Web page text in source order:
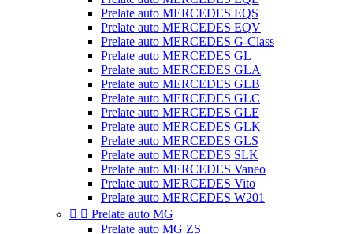
Prelate auto MERCEDES EQS
Prelate auto MERCEDES EQV
Prelate auto MERCEDES G-Class
Prelate auto MERCEDES GL
Prelate auto MERCEDES GLA
Prelate auto MERCEDES GLB
Prelate auto MERCEDES GLC
Prelate auto MERCEDES GLE
Prelate auto MERCEDES GLK
Prelate auto MERCEDES GLS
Prelate auto MERCEDES SLK
Prelate auto MERCEDES Vaneo
Prelate auto MERCEDES Vito
Prelate auto MERCEDES W201
  Prelate auto MG
Prelate auto MG ZS